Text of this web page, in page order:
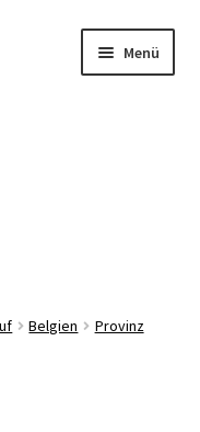
Menü
Belgien
Provinz